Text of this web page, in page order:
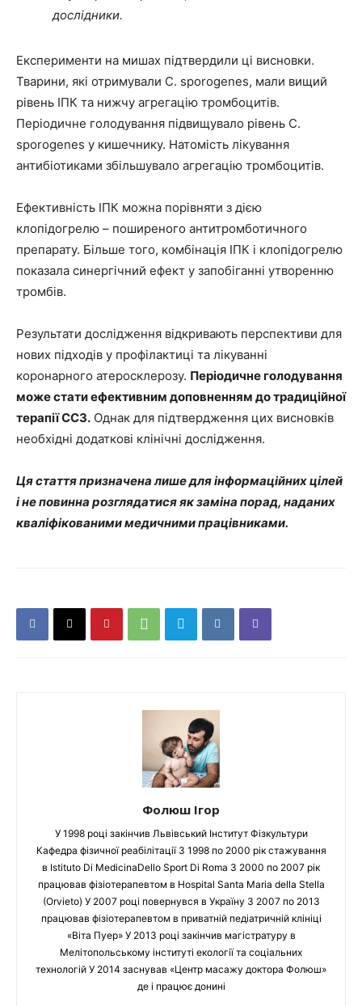
дослідники.
Експерименти на мишах підтвердили ці висновки.
Тварини, які отримували C. sporogenes, мали вищий
рівень ІПК та нижчу агрегацію тромбоцитів.
Періодичне голодування підвищувало рівень C.
sporogenes у кишечнику. Натомість лікування
антибіотиками збільшувало агрегацію тромбоцитів.
Ефективність ІПК можна порівняти з дією
клопідогрелю – поширеного антитромботичного
препарату. Більше того, комбінація ІПК і клопідогрелю
показала синергічний ефект у запобіганні утворенню
тромбів.
Результати дослідження відкривають перспективи для
нових підходів у профілактиці та лікуванні
коронарного атеросклерозу. Періодичне голодування
може стати ефективним доповненням до традиційної
терапії ССЗ. Однак для підтвердження цих висновків
необхідні додаткові клінічні дослідження.
Ця стаття призначена лише для інформаційних цілей
і не повинна розглядатися як заміна порад, наданих
кваліфікованими медичними працівниками.
Фолюш Ігор
У 1998 році закінчив Львівський Інститут Фізкультури
Кафедра фізичної реабілітації З 1998 по 2000 рік стажування
в Istituto Di MedicinaDello Sport Di Roma З 2000 по 2007 рік
працював фізіотерапевтом в Hospital Santa Maria della Stella
(Orvieto) У 2007 році повернувся в Україну З 2007 по 2013
працював фізіотерапевтом в приватній педіатричній клініці
«Віта Пуер» У 2013 році закінчив магістратуру в
Мелітопольському інституті екології та соціальних
технологій У 2014 заснував «Центр масажу доктора Фолюш»
де і працює донині